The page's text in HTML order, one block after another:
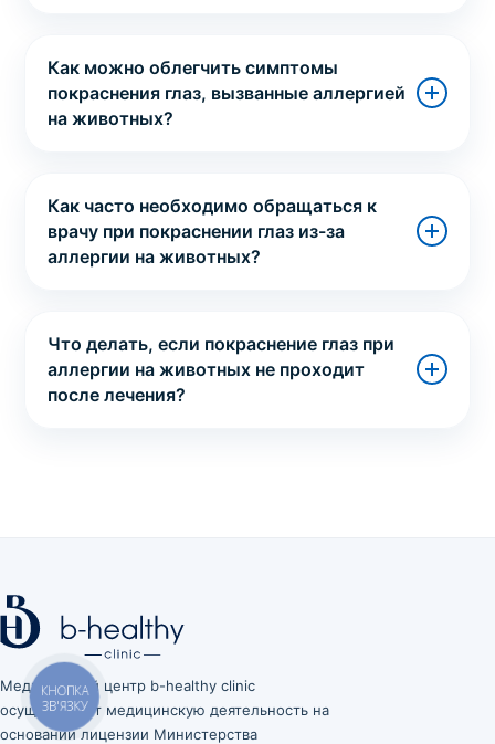
Как можно облегчить симптомы
покраснения глаз, вызванные аллергией
на животных?
Как часто необходимо обращаться к
врачу при покраснении глаз из-за
аллергии на животных?
Что делать, если покраснение глаз при
аллергии на животных не проходит
после лечения?
Медицинский центр b-healthy clinic
осуществляет медицинскую деятельность на
основании лицензии Министерства